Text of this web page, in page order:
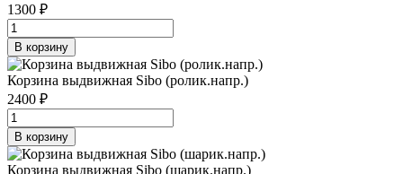
1300 ₽
В корзину
Корзина выдвижная Sibo (ролик.напр.)
2400 ₽
В корзину
Корзина выдвижная Sibo (шарик.напр.)